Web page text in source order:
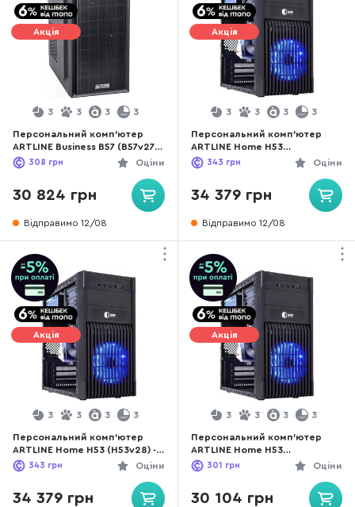
Акція
3 3 3 3
Персональний комп'ютер
ARTLINE Business B57 (B57v27) -
Intel Core i5 i5-12400 / 16 ГБ
DDR4 / PCI-E SSD 480 ГБ / Intel
/ Intel UHD Graphics 730, UMA /
Intel B660 / 550 Вт
Оціни
308 грн
30 824 грн
Відправимо 12/08
Акція
3 3 3 3
Персональний комп'ютер
ARTLINE Home H53
(H53v29Win) - Intel Core i3 i3-
12100F / 16 ГБ DDR4 / PCI-E
SSD 480 ГБ / Nvidia / GeForce
GT 1030, 2 ГБ / Intel H610 /
Оціни
343 грн
34 379 грн
Відправимо 12/08
Акція
3 3 3 3
Персональний комп'ютер
ARTLINE Home H53 (H53v28) -
Intel Core i3 i3-12100F / 16 ГБ
DDR4 / HDD + SSD 1 ТБ + 480
ГБ / Nvidia / GeForce GT 1030,
2 ГБ / Intel H610 / 500 Вт
Оціни
343 грн
34 379 грн
Акція
3 3 3 3
Персональний комп'ютер
ARTLINE Home H53
(H53v26Win) - Intel Core i3 i3-
12100F / 8 ГБ DDR4 / PCI-E SSD
480 ГБ / Nvidia / GeForce GT
1030, 2 ГБ / Intel H610 / 500 Вт
Оціни
301 грн
30 104 грн